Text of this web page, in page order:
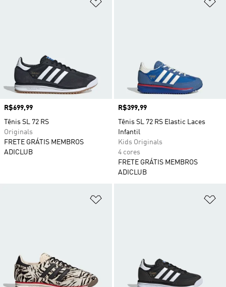
Preço
R$699,99
Tênis SL 72 RS
Originals
FRETE GRÁTIS MEMBROS
ADICLUB
Preço
R$399,99
Tênis SL 72 RS Elastic Laces
Infantil
Kids Originals
4 cores
FRETE GRÁTIS MEMBROS
ADICLUB